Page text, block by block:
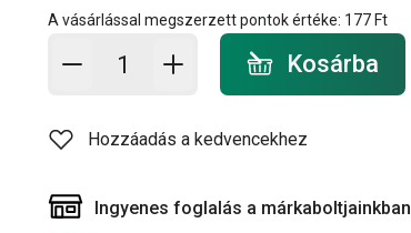
A vásárlással megszerzett pontok értéke: 177 Ft
Kosárba - mennyiség
Kosárba
Hozzáadás a kedvencekhez
Ingyenes foglalás a márkaboltjainkban